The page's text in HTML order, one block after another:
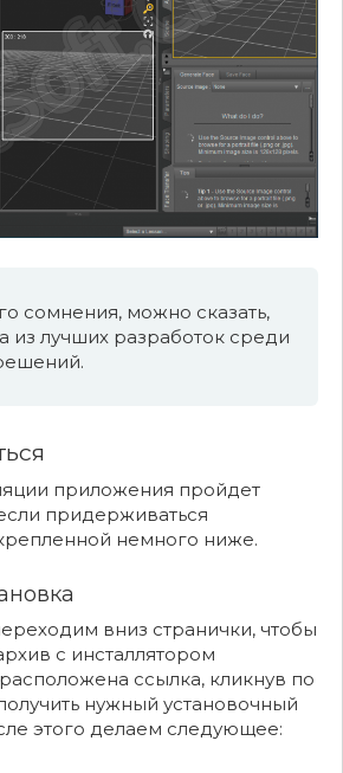
сомнения, можно сказать,
из лучших разработок среди
приложения пройдет
придерживаться
немного ниже.
вниз странички, чтобы
с инсталлятором
ссылка, кликнув по
нужный установочный
этого делаем следующее: